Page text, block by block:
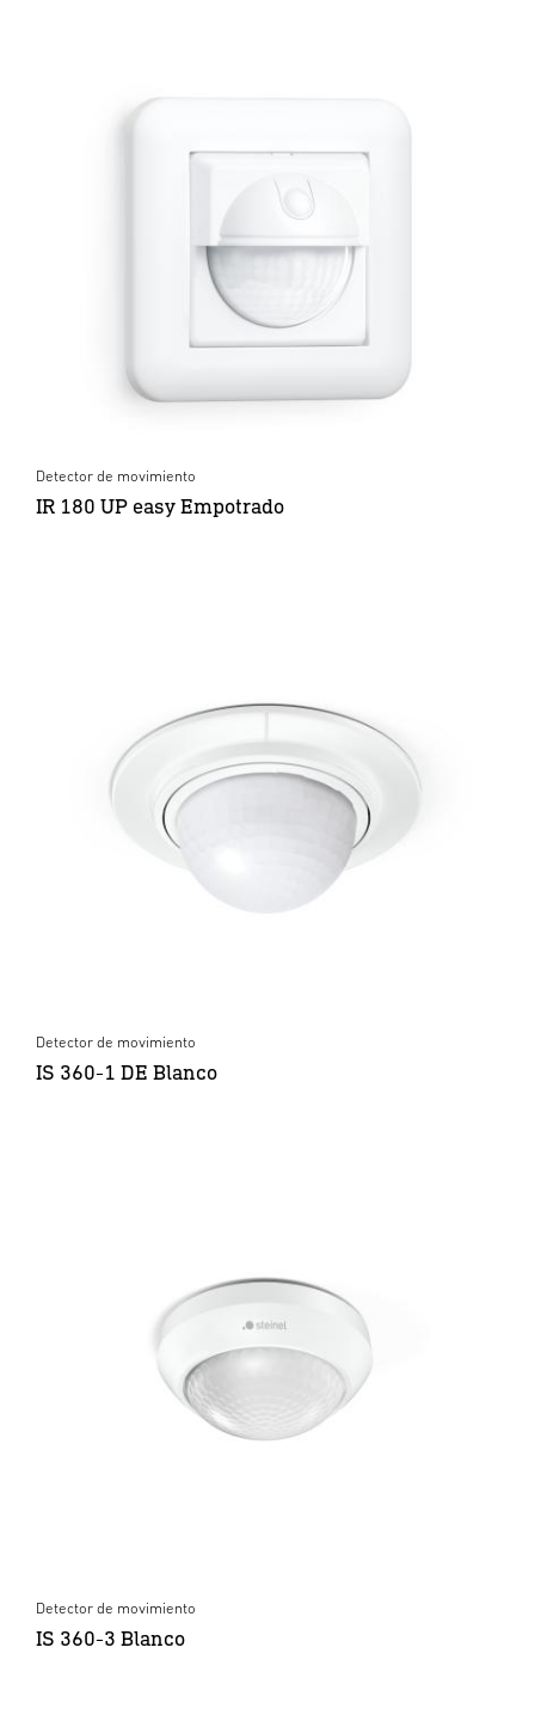
Detector de movimiento
IR 180 UP easy Empotrado
Detector de movimiento
IS 360-1 DE Blanco
Detector de movimiento
IS 360-3 Blanco